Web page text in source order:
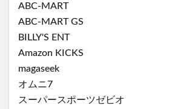
ABC-MART
ABC-MART GS
BILLY'S ENT
Amazon KICKS
magaseek
オムニ7
スーパースポーツゼビオ